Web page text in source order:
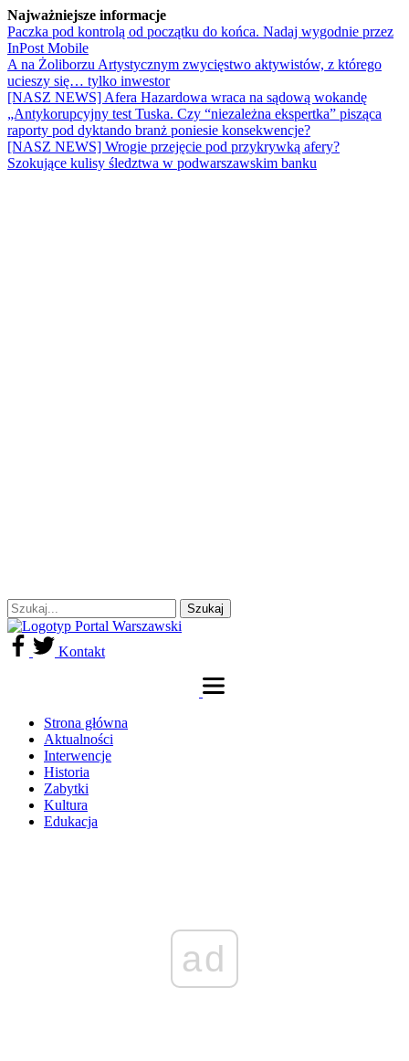
Najważniejsze informacje
Paczka pod kontrolą od początku do końca. Nadaj wygodnie przez
InPost Mobile
A na Żoliborzu Artystycznym zwycięstwo aktywistów, z którego
ucieszy się… tylko inwestor
[NASZ NEWS] Afera Hazardowa wraca na sądową wokandę
„Antykorupcyjny test Tuska. Czy “niezależna ekspertka” pisząca
raporty pod dyktando branż poniesie konsekwencje?
[NASZ NEWS] Wrogie przejęcie pod przykrywką afery?
Szokujące kulisy śledztwa w podwarszawskim banku
Kontakt
Strona główna
Aktualności
Interwencje
Historia
Zabytki
Kultura
Edukacja
ad